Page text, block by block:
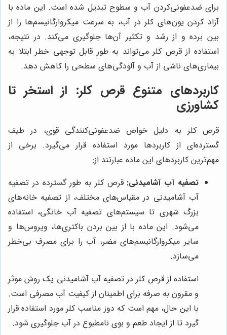
برای ضدعفونی‌کردن آب و سطوح تبدیل شده است. این ماده با
آزاد کردن یون‌های کلر در آب، به سرعت میکروارگانیسم‌ها را از
بین برده و از رشد و تکثیر آن‌ها جلوگیری می‌کند. در نتیجه،
استفاده از قرص کلر می‌تواند به طور قابل توجهی خطر ابتلا به
بیماری‌های ناشی از آب و آلودگی‌های سطحی را کاهش دهد.
کاربردهای متنوع قرص کلر: از استخر تا
کشاورزی
قرص کلر به دلیل خواص ضدعفونی‌کنندگی قوی، در طیف
گسترده‌ای از کاربردها مورد استفاده قرار می‌گیرد. برخی از
مهم‌ترین کاربردهای این ماده عبارتند از:
تصفیه آب آشامیدنی: قرص کلر به طور گسترده در تصفیه
آب آشامیدنی در مقیاس‌های مختلف، از تصفیه خانه‌های
بزرگ شهری تا سیستم‌های تصفیه آب خانگی، استفاده
می‌شود. این ماده با از بین بردن باکتری‌ها، ویروس‌ها و
سایر میکروارگانیسم‌های مضر، آب را برای مصرف بی‌خطر
می‌سازد.
استفاده از قرص کلر در تصفیه آب آشامیدنی یک روش موثر
و مقرون به صرفه برای اطمینان از کیفیت آب مصرفی است.
با این حال، مهم است که دوز مناسب کلر مورد استفاده قرار
گیرد تا از ایجاد طعم و بوی نامطبوع در آب جلوگیری شود.